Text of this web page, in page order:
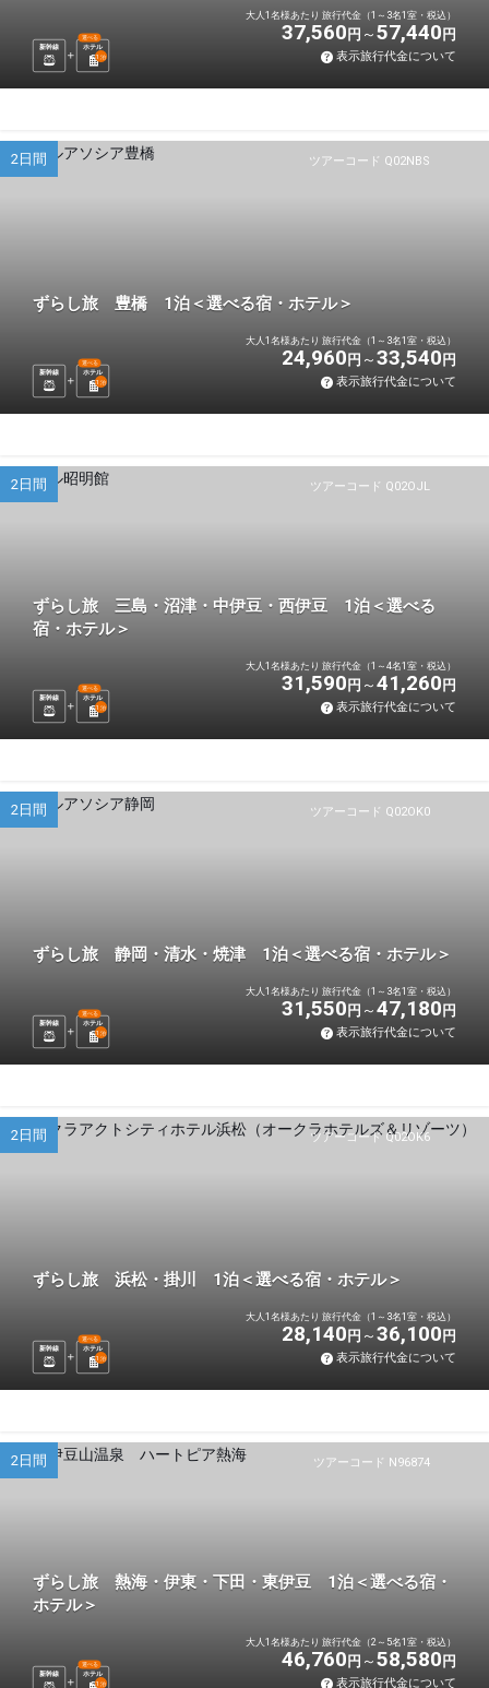
新幹線 ホテル
選べる
1 泊
大人1名様あたり 旅行代金（1～3名1室・税込）
37,560 円 57,440 円
表示旅行代金について
ツアーコード Q02NBS
2日間
ずらし旅 豊橋 1泊＜選べる宿・ホテル＞
新幹線 ホテル
選べる
1 泊
大人1名様あたり 旅行代金（1～3名1室・税込）
24,960 円 33,540 円
表示旅行代金について
ツアーコード Q02OJL
2日間
ずらし旅 三島・沼津・中伊豆・西伊豆 1泊＜選べる
宿・ホテル＞
新幹線 ホテル
選べる
1 泊
大人1名様あたり 旅行代金（1～4名1室・税込）
31,590 円 41,260 円
表示旅行代金について
ツアーコード Q02OK0
2日間
ずらし旅 静岡・清水・焼津 1泊＜選べる宿・ホテル＞
新幹線 ホテル
選べる
1 泊
大人1名様あたり 旅行代金（1～3名1室・税込）
31,550 円 47,180 円
表示旅行代金について
ツアーコード Q02OK6
2日間
ずらし旅 浜松・掛川 1泊＜選べる宿・ホテル＞
新幹線 ホテル
選べる
1 泊
大人1名様あたり 旅行代金（1～3名1室・税込）
28,140 円 36,100 円
表示旅行代金について
ツアーコード N96874
2日間
ずらし旅 熱海・伊東・下田・東伊豆 1泊＜選べる宿・
ホテル＞
新幹線 ホテル
選べる
1 泊
大人1名様あたり 旅行代金（2～5名1室・税込）
46,760 円 58,580 円
表示旅行代金について